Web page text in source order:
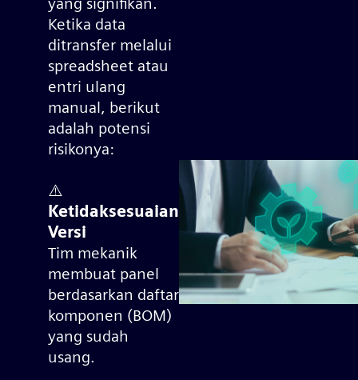
Ketika data
ditransfer melalui
spreadsheet atau
entri ulang
manual, berikut
adalah potensi
risikonya:
⚠️
Ketidaksesuaian
Versi
Tim mekanik
membuat panel
berdasarkan daftar
komponen (BOM)
yang sudah
usang.